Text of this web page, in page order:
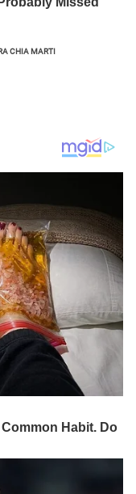
CHIA MARTI